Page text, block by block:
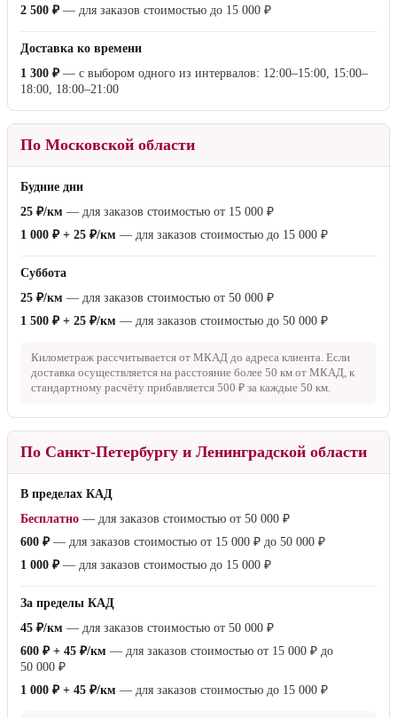
2 500 ₽— для заказов стоимостью до 15 000 ₽
Доставка ко времени
1 300 ₽— с выбором одного из интервалов: 12:00–15:00, 15:00–
18:00, 18:00–21:00
По Московской области
Будние дни
25 ₽/км — для заказов стоимостью от 15 000 ₽
1 000 ₽ + 25 ₽/км — для заказов стоимостью до 15 000 ₽
Суббота
25 ₽/км — для заказов стоимостью от 50 000 ₽
1 500 ₽ + 25 ₽/км — для заказов стоимостью до 50 000 ₽
Километраж рассчитывается от МКАД до адреса клиента. Если
доставка осуществляется на расстояние более 50 км от МКАД, к
стандартному расчёту прибавляется 500 ₽ за каждые 50 км.
По Санкт-Петербургу и Ленинградской области
В пределах КАД
Бесплатно — для заказов стоимостью от 50 000 ₽
600 ₽— для заказов стоимостью от 15 000 ₽ до 50 000 ₽
1 000 ₽— для заказов стоимостью до 15 000 ₽
За пределы КАД
45 ₽/км — для заказов стоимостью от 50 000 ₽
600 ₽ + 45 ₽/км — для заказов стоимостью от 15 000 ₽ до
50 000 ₽
1 000 ₽ + 45 ₽/км — для заказов стоимостью до 15 000 ₽